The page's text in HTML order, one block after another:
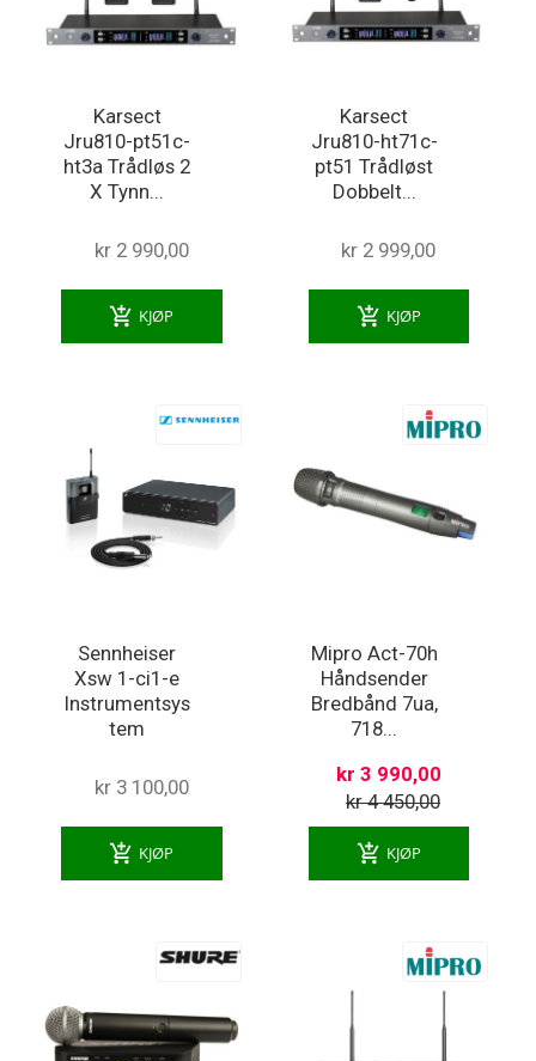
Karsect
Jru810-pt51c-
ht3a Trådløs 2
X Tynn...
kr 2 990,00
add_shopping_cart KJØP
Karsect
Jru810-ht71c-
pt51 Trådløst
Dobbelt...
kr 2 999,00
add_shopping_cart KJØP
Sennheiser
Xsw 1-ci1-e
Instrumentsys
tem
kr 3 100,00
add_shopping_cart KJØP
Mipro Act-70h
Håndsender
Bredbånd 7ua,
718...
kr 3 990,00
kr 4 450,00
add_shopping_cart KJØP